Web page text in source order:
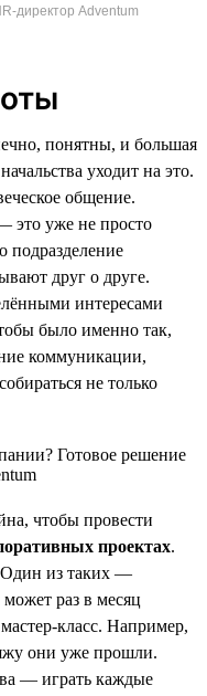
директор Adventum
понятны, и большая
уходит на это.
общение.
это уже не просто
подразделение
друг о друге.
интересами
было именно так,
коммуникации,
не только
чтобы провести
проектах.
Один из таких —
раз в месяц
класс. Например,
они уже прошли.
— играть каждые